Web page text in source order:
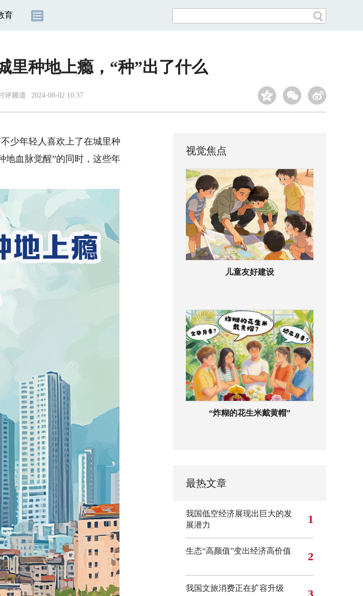
育
里种地上瘾，“种”出了什么
评频道 2024-08-02 10:37
少年轻人喜欢上了在城里种
地血脉觉醒”的同时，这些年
视觉焦点
儿童友好建设
“炸糊的花生米戴黄帽”
最热文章
我国低空经济展现出巨大的发
展潜力
1
生态“高颜值”变出经济高价值 2
我国文旅消费正在扩容升级